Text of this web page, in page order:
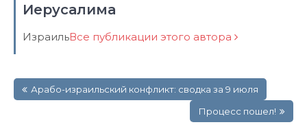
Иерусалима
ИзраильВсе публикации этого автора
поАрабо-израильский конфликт: сводка за 9 июля
Процесс пошел!